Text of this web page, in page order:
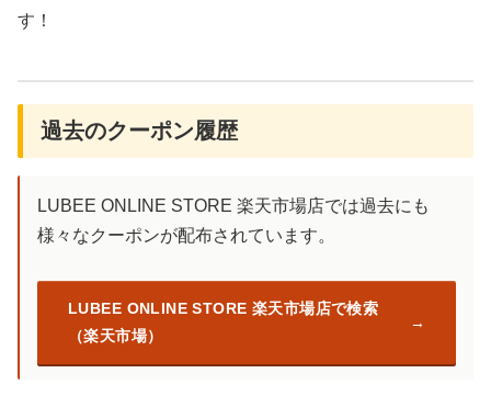
す！
過去のクーポン履歴
LUBEE ONLINE STORE 楽天市場店では過去にも
様々なクーポンが配布されています。
LUBEE ONLINE STORE 楽天市場店で検索
（楽天市場）